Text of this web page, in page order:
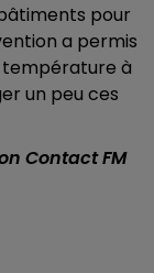
pour
a permis
température à
un peu ces
Contact FM